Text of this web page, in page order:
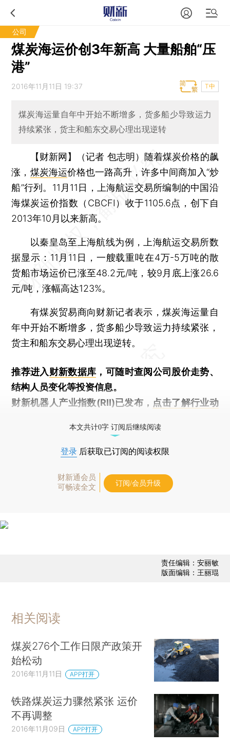
公司
煤炭海运价创3年新高 大量船舶“压
港”
2016年11月11日 19:37 T中
煤炭海运量自年中开始不断增多，货多船少导致运力
持续紧张，货主和船东交易心理出现逆转
【财新网】（记者 包志明） 随着煤炭价格的飙
涨， 煤炭海运价格也一路高升，许多中间商加入“炒
船”行列。11月11日，上海航运交易所编制的中国沿
海煤炭运价指数（CBCFI）收于1105.6点，创下自
2013年10月以来新高。
以秦皇岛至上海航线为例，上海航运交易所数
据显示：11月11日，一艘载重吨在4万-5万吨的散
货船市场运价已涨至48.2元/吨，较9月底上涨26.6
元/吨，涨幅高达123%。
有煤炭贸易商向财新记者表示，煤炭海运量自
年中开始不断增多，货多船少导致运力持续紧张，
货主和船东交易心理出现逆转。
推荐进入财新数据库 ，可随时查阅公司股价走势、
结构人员变化等投资信息。
财新机器人产业指数(RII)已发布， 点击了解行业动
本文共计0字 订阅后继续阅读
登录 后获取已订阅的阅读权限
财新通会员
可畅读全文
订阅/会员升级
责任编辑：安丽敏
版面编辑：王丽琨
相关阅读
煤炭276个工作日限产政策开
始松动
2016年11月11日 APP打开
铁路煤炭运力骤然紧张 运价
不再调整
2016年11月09日 APP打开